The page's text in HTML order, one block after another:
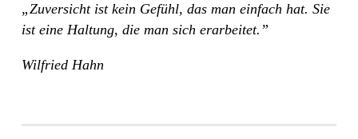
„Zuversicht ist kein Gefühl, das man einfach hat. Sie
ist eine Haltung, die man sich erarbeitet.”
Wilfried Hahn